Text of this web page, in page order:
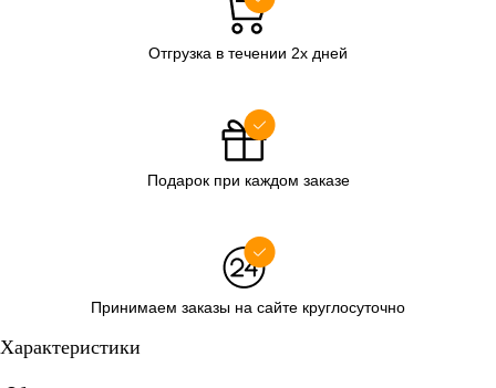
Отгрузка в течении 2х дней
Подарок при каждом заказе
Принимаем заказы на сайте круглосуточно
Характеристики